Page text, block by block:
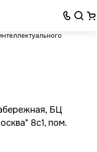
БЦ
8с1, пом.